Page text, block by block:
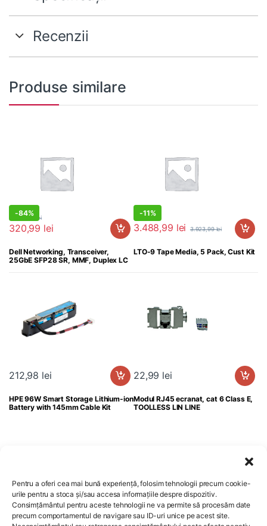
Pentru a oferi cea mai bună experiență, folosim tehnologii precum cookie-
urile pentru a stoca și/sau accesa informațiile despre dispozitiv.
Consimțământul pentru aceste tehnologii ne va permite să procesăm date
precum comportamentul de navigare sau ID-uri unice pe acest site.
Recenzii
Produse similare
Dell Networking, Transceiver,
25GbE SFP28 SR, MMF, Duplex LC
-84%
320,99 lei
2.025,99 lei
LTO-9 Tape Media, 5 Pack, Cust Kit
-11%
3.488,99 lei 3.923,99lei
HPE 96W Smart Storage Lithium-ion
Battery with 145mm Cable Kit
212,98 lei
Modul RJ45 ecranat, cat 6 Class E,
TOOLLESS LIN LINE
22,99 lei
Comenzi si livrare